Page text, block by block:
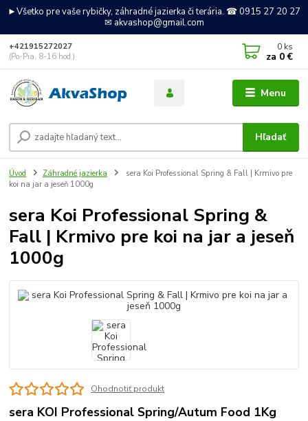
►Všetko pre vaše rybičky, záhradné jazierka či terária. ☎ 0915 27 20 27
✉ akvashop@gmail.com
Menu
Hľadať
+421915272027
(Po-Pia, 8-16 hod.)
0 ks
za 0 €
Úvod Záhradné jazierka
sera Koi Professional Spring & Fall | Krmivo pre
koi na jar a jeseň 1000g
sera Koi Professional Spring &
Fall | Krmivo pre koi na jar a jeseň
1000g
Ohodnotiť produkt
sera KOI Professional Spring/Autum Food 1Kg